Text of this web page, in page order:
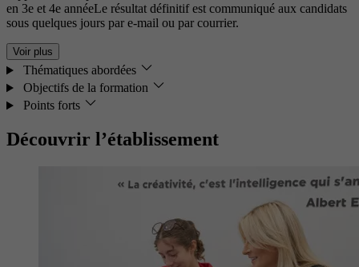
en 3e et 4e annéeLe résultat définitif est communiqué aux candidats
sous quelques jours par e-mail ou par courrier.
Voir plus
Thématiques abordées
Objectifs de la formation
Points forts
Découvrir l’établissement